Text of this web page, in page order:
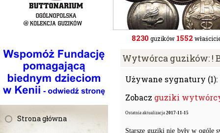
Strona główna
8230 guzików 1552
Wytwórca guzików: !
Używane sygnatury (1):
Zobacz guziki
Ostatnia aktualizacja 2017-11-15
Starsze guziki nie były w ogóle